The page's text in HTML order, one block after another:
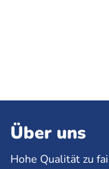
Über uns
Hohe Qualität zu